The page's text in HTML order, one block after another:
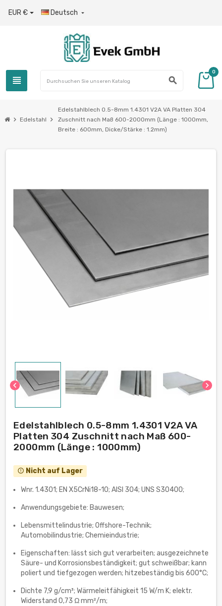
EUR € Deutsch 
view_headline search
0
chevron_right Edelstahl chevron_right
Edelstahlblech 0.5-8mm 1.4301 V2A VA Platten 304
Zuschnitt nach Maß 600-2000mm (Länge : 1000mm,
Breite : 600mm, Dicke/Stärke : 1.2mm)
chevron_left chevron_right
Edelstahlblech 0.5-8mm 1.4301 V2A VA
Platten 304 Zuschnitt nach Maß 600-
2000mm (Länge : 1000mm)
error_outline Nicht auf Lager
Wnr. 1.4301; EN X5CrNi18-10; AISI 304; UNS S30400;
Anwendungsgebiete: Bauwesen;
Lebensmittelindustrie; Offshore-Technik;
Automobilindustrie; Chemieindustrie;
Eigenschaften: lässt sich gut verarbeiten; ausgezeichnete
Säure- und Korrosionsbeständigkeit; gut schweißbar; kann
poliert und tiefgezogen werden; hitzebeständig bis 600°C;
Dichte 7,9 g/cm³; Wärmeleitfähigkeit 15 W/m K; elektr.
Widerstand 0,73 Ω mm²/m;